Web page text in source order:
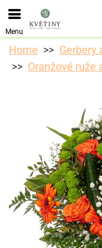
Objednávky
Najskorší možný
Menu
Home
Gerbery
Oranžové ruže